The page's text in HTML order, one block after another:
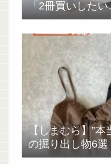
「2冊買いした
【しまむら】”本
の掘り出し物6選